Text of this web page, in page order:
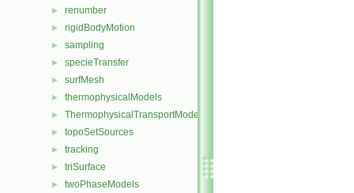
► renumber
► rigidBodyMotion
► sampling
► specieTransfer
► surfMesh
► thermophysicalModels
► ThermophysicalTransportModels
► topoSetSources
► tracking
► triSurface
► twoPhaseModels